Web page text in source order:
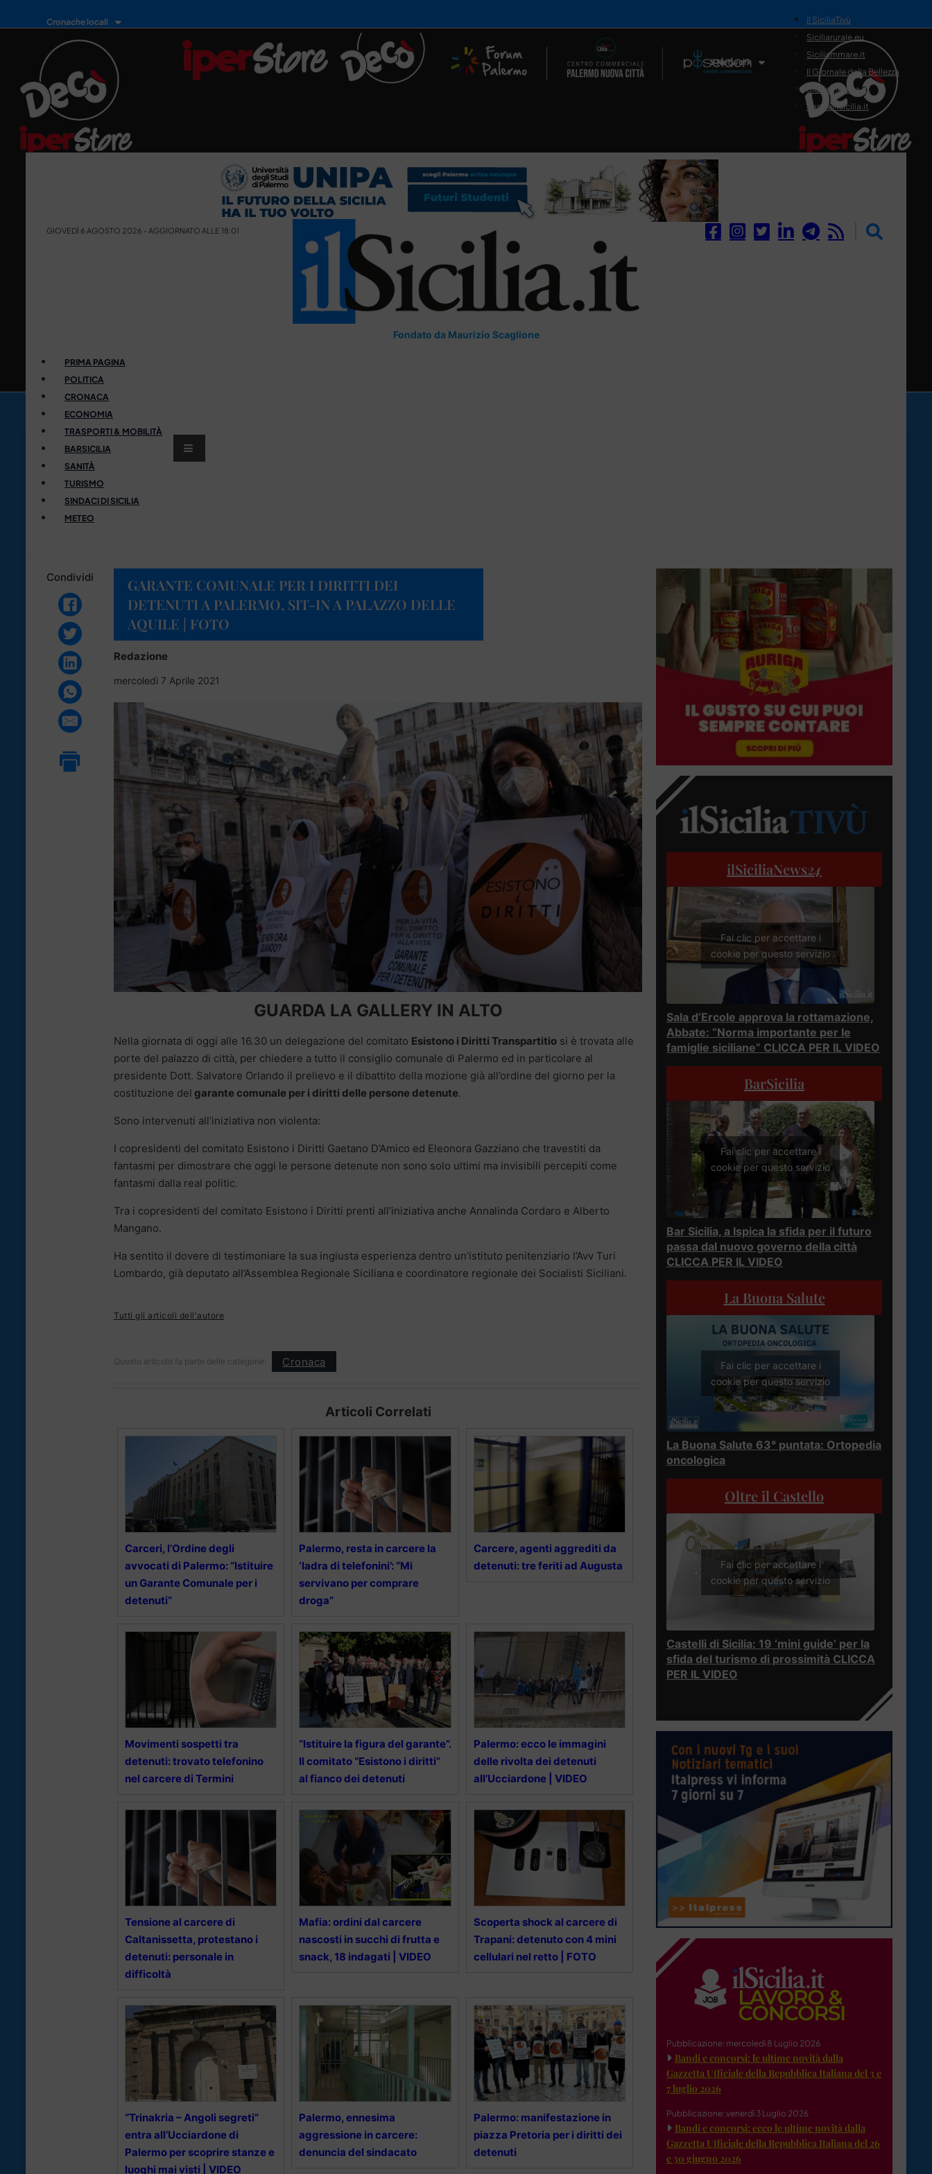
Cronache locali
Il Network
il SiciliaTivù
Siciliarurale.eu
Siciliammare.it
Il Giornale della Bellezza
Siciliamedica.it
Sanitainsicilia.it
GIOVEDÌ 6 AGOSTO 2026 - AGGIORNATO ALLE 18:01
Fondato da Maurizio Scaglione
PRIMA PAGINA
POLITICA
CRONACA
ECONOMIA
TRASPORTI & MOBILITÀ
BARSICILIA
SANITÀ
TURISMO
SINDACI DI SICILIA
METEO
Condividi
GARANTE COMUNALE PER I DIRITTI DEI
DETENUTI A PALERMO, SIT-IN A PALAZZO DELLE
AQUILE | FOTO
Redazione
mercoledì 7 Aprile 2021
GUARDA LA GALLERY IN ALTO
Nella giornata di oggi alle 16.30 un delegazione del comitato Esistono i Diritti Transpartitio si è trovata alle
porte del palazzo di città, per chiedere a tutto il consiglio comunale di Palermo ed in particolare al
presidente Dott. Salvatore Orlando il prelievo e il dibattito della mozione già all’ordine del giorno per la
costituzione del garante comunale per i diritti delle persone detenute.
Sono intervenuti all’iniziativa non violenta:
I copresidenti del comitato Esistono i Diritti Gaetano D’Amico ed Eleonora Gazziano che travestiti da
fantasmi per dimostrare che oggi le persone detenute non sono solo ultimi ma invisibili percepiti come
fantasmi dalla real politic.
Tra i copresidenti del comitato Esistono i Diritti prenti all’iniziativa anche Annalinda Cordaro e Alberto
Mangano.
Ha sentito il dovere di testimoniare la sua ingiusta esperienza dentro un’istituto penitenziario l’Avv Turi
Lombardo, già deputato all’Assemblea Regionale Siciliana e coordinatore regionale dei Socialisti Siciliani.
Tutti gli articoli dell'autore
Questo articolo fa parte delle categorie: Cronaca
Articoli Correlati
Carceri, l’Ordine degli
avvocati di Palermo: “Istituire
un Garante Comunale per i
detenuti”
Palermo, resta in carcere la
‘ladra di telefonini’: “Mi
servivano per comprare
droga”
Carcere, agenti aggrediti da
detenuti: tre feriti ad Augusta
Movimenti sospetti tra
detenuti: trovato telefonino
nel carcere di Termini
“Istituire la figura del garante”.
Il comitato “Esistono i diritti”
al fianco dei detenuti
Palermo: ecco le immagini
delle rivolta dei detenuti
all’Ucciardone | VIDEO
Tensione al carcere di
Caltanissetta, protestano i
detenuti: personale in
difficoltà
Mafia: ordini dal carcere
nascosti in succhi di frutta e
snack, 18 indagati | VIDEO
Scoperta shock al carcere di
Trapani: detenuto con 4 mini
cellulari nel retto | FOTO
“Trinakria – Angoli segreti”
entra all’Ucciardone di
Palermo per scoprire stanze e
luoghi mai visti | VIDEO
Palermo, ennesima
aggressione in carcere:
denuncia del sindacato
Palermo: manifestazione in
piazza Pretoria per i diritti dei
detenuti
ilSiciliaNews24
Fai clic per accettare i
cookie per questo servizio
Sala d’Ercole approva la rottamazione,
Abbate: “Norma importante per le
famiglie siciliane” CLICCA PER IL VIDEO
BarSicilia
Fai clic per accettare i
cookie per questo servizio
Bar Sicilia, a Ispica la sfida per il futuro
passa dal nuovo governo della città
CLICCA PER IL VIDEO
La Buona Salute
Fai clic per accettare i
cookie per questo servizio
La Buona Salute 63° puntata: Ortopedia
oncologica
Oltre il Castello
Fai clic per accettare i
cookie per questo servizio
Castelli di Sicilia: 19 ‘mini guide’ per la
sfida del turismo di prossimità CLICCA
PER IL VIDEO
Pubblicazione: mercoledì 8 Luglio 2026
Bandi e concorsi: le ultime novità dalla
Gazzetta Ufficiale della Repubblica Italiana del 3 e
7 luglio 2026
Pubblicazione: venerdì 3 Luglio 2026
Bandi e concorsi: ecco le ultime novità dalla
Gazzetta Ufficiale della Repubblica Italiana del 26
e 30 giugno 2026